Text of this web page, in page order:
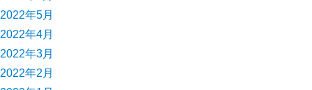
2022年5月
2022年4月
2022年3月
2022年2月